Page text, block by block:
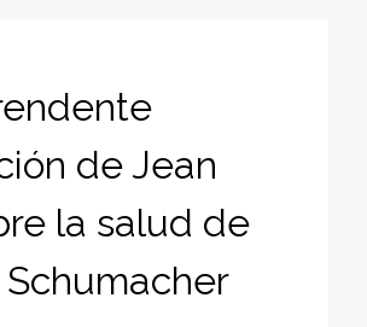
de Jean
la salud de